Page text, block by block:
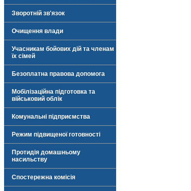
Зворотній зв'язок
Очищення влади
Учасникам бойових дій та членам
їх сімей
Безоплатна правова допомога
Мобілізаційна підготовка та
військовий облік
Комунальні підприємства
Режим підвищеної готовності
Протидія домашньому
насильству
Спостережна комісія